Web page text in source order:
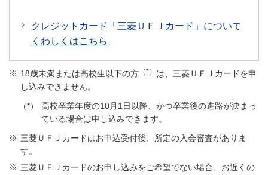
クレジットカード「三菱ＵＦＪカード」について
くわしくはこちら
18歳未満または高校生以下の方 （*） は、三菱ＵＦＪカードを申
し込みできません。
高校卒業年度の10月1日以降、かつ卒業後の進路が決まっ
ている場合は申し込みできます。
三菱ＵＦＪカードはお申込受付後、所定の入会審査がありま
す。
三菱ＵＦＪカードのお申し込みをご希望でない場合、お近くの